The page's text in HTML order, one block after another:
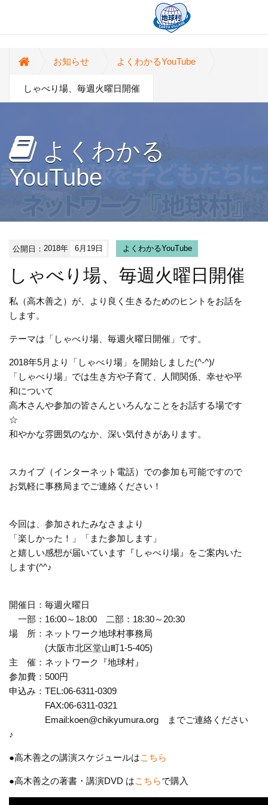
お知らせ よくわかるYouTube
しゃべり場、毎週火曜日開催
よくわかる
YouTube
公開日：2018年 6月19日 よくわかるYouTube
しゃべり場、毎週火曜日開催
私（高木善之）が、より良く生きるためのヒントをお話を
します。
テーマは「しゃべり場、毎週火曜日開催」です。
2018年5月より「しゃべり場」を開始しました(^-^)/
「しゃべり場」では生き方や子育て、人間関係、幸せや平
和について
高木さんや参加の皆さんといろんなことをお話する場です
☆
和やかな雰囲気のなか、深い気付きがあります。
スカイプ（インターネット電話）での参加も可能ですので
お気軽に事務局までご連絡ください！
今回は、参加されたみなさまより
「楽しかった！」「また参加します」
と嬉しい感想が届いています『しゃべり場』をご案内いた
します(^^♪
開催日：毎週火曜日
一部：16:00～18:00 二部：18:30～20:30
場 所：ネットワーク地球村事務局
(大阪市北区堂山町1-5-405)
主 催：ネットワーク『地球村』
参加費：500円
申込み：TEL:06-6311-0309
FAX:06-6311-0321
Email:koen@chikyumura.org までご連絡ください
♪
●高木善之の講演スケジュールはこちら
●高木善之の著書・講演DVD はこちらで購入